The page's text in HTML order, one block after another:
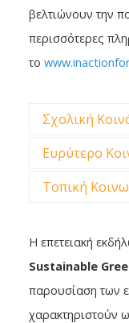
βελτιώνουν την
περισσότερες
το
Σχολική
Ευρύτερο
Τοπική
Η επετειακή
Sustainable
παρουσίαση των
χαρακτηριστούν